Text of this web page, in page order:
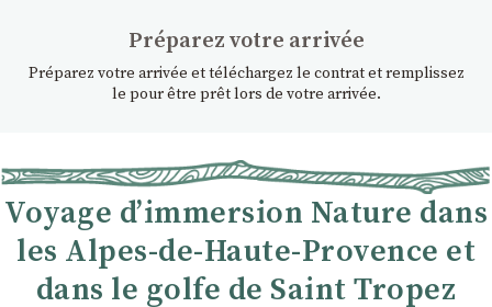
Préparez votre arrivée
Préparez votre arrivée et téléchargez le contrat et remplissez
le pour être prêt lors de votre arrivée.
Voyage d’immersion Nature dans
les Alpes-de-Haute-Provence et
dans le golfe de Saint Tropez